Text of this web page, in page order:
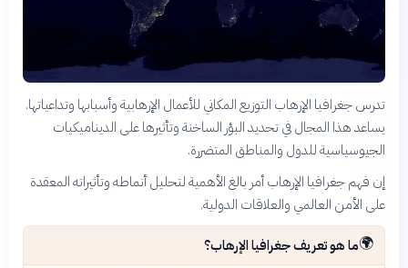
تدرس جغرافيا الإرهاب التوزيع المكاني للأعمال الإرهابية وأسبابها وتداعياتها.
يساعد هذا المجال في تحديد البؤر الساخنة وتأثيرها على الديناميكيات
الجيوسياسية للدول والمناطق المتضررة.
إن فهم جغرافيا الإرهاب أمر بالغ الأهمية لتحليل أنماطه وتأثيراته المعقدة
على الأمن العالمي والعلاقات الدولية.
🌍ما هو تعريف جغرافيا الإرهاب؟